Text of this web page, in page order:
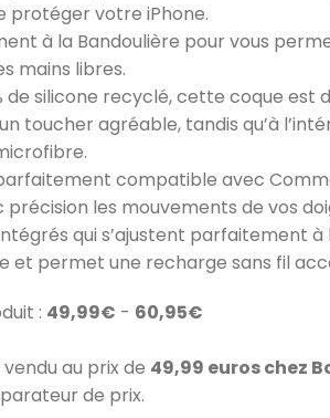
protéger votre iPhone.
à la Bandoulière pour vous
mains libres.
de silicone recyclé, cette coque est
toucher agréable, tandis qu’à
compatible avec
les mouvements de vos
qui s’ajustent parfaitement à
et permet une recharge sans fil
: 49,99€ - 60,95€
au prix de 49,99 euros chez
de prix.